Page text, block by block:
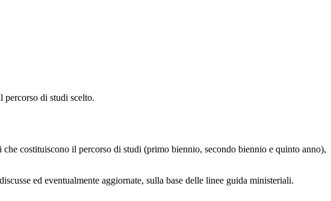
percorso di studi scelto.
costituiscono il percorso di studi (primo biennio, secondo biennio e quinto anno),
ed eventualmente aggiornate, sulla base delle linee guida ministeriali.